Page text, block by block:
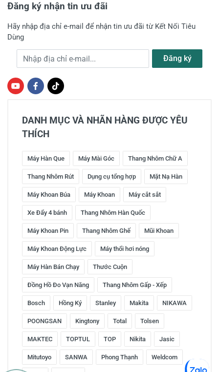
Đăng ký nhận tin ưu đãi
Hãy nhập địa chỉ e-mail để nhận tin ưu đãi từ Kết Nối Tiêu
Dùng
Địa chỉ e-mail Đăng ký
DANH MỤC VÀ NHÃN HÀNG ĐƯỢC YÊU
THÍCH
Máy Hàn Que Máy Mài Góc Thang Nhôm Chữ A
Thang Nhôm Rút Dụng cụ tổng hợp Mặt Nạ Hàn
Máy Khoan Búa Máy Khoan Máy cắt sắt
Xe Đẩy 4 bánh Thang Nhôm Hàn Quốc
Máy Khoan Pin Thang Nhôm Ghế Mũi Khoan
Máy Khoan Động Lực Máy thổi hơi nóng
Máy Hàn Bán Chạy Thước Cuộn
Đồng Hồ Đo Vạn Năng Thang Nhôm Gấp - Xếp
Bosch Hồng Ký Stanley Makita NIKAWA
POONGSAN Kingtony Total Tolsen
MAKTEC TOPTUL TOP Nikita Jasic
Mitutoyo SANWA Phong Thạnh Weldcom